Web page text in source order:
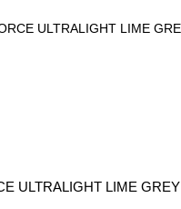
ULTRALIGHT LIME GREY